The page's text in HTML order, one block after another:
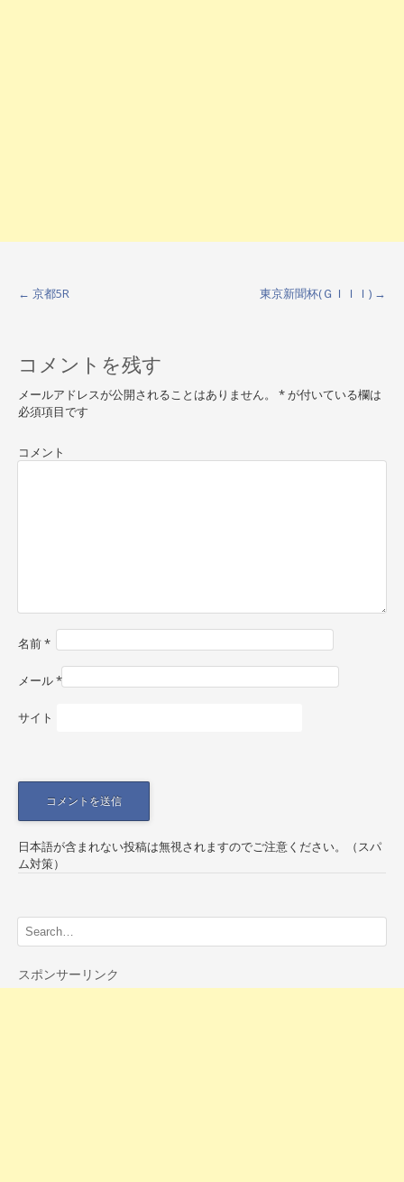
s
t
n
a
t
i
o
n
← 京都5R 東京新聞杯(ＧＩＩＩ) →
コメントを残す
メールアドレスが公開されることはありません。 *が付いている欄は
必須項目です
コメント
名前*
メール*
サイト
日本語が含まれない投稿は無視されますのでご注意ください。（スパ
ム対策）
スポンサーリンク